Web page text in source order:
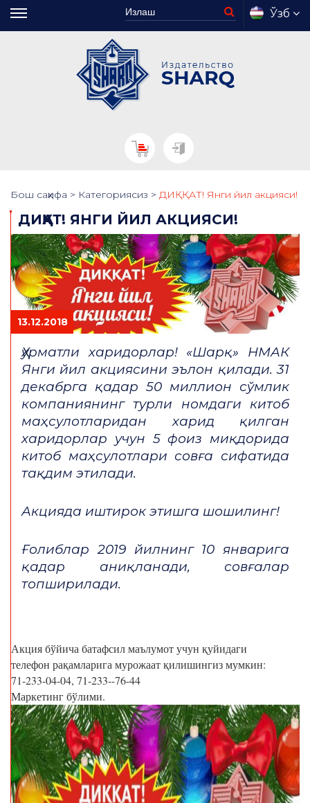
Ўзб
Бош саҳифа > Категориясиз > ДИҚҚАТ! Янги йил акцияси!
ДИҚҚАТ! ЯНГИ ЙИЛ АКЦИЯСИ!
13.12.2018
Ҳурматли харидорлар! «Шарқ» НМАК
Янги йил акциясини эълон қилади. 31
декабрга қадар 50 миллион сўмлик
компаниянинг турли номдаги китоб
маҳсулотларидан харид қилган
харидорлар учун 5 фоиз миқдорида
китоб маҳсулотлари совға сифатида
тақдим этилади.
Акцияда иштирок этишга шошилинг!
Ғолиблар 2019 йилнинг 10 январига
қадар аниқланади, совғалар
топширилади.
Акция бўйича батафсил маълумот учун қуйидаги
телефон рақамларига мурожаат қилишингиз мумкин:
71-233-04-04, 71-233--76-44
Маркетинг бўлими.